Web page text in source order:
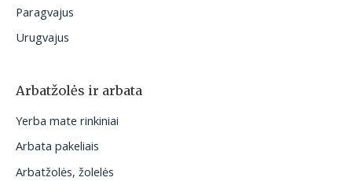
Paragvajus
Urugvajus
Arbatžolės ir arbata
Yerba mate rinkiniai
Arbata pakeliais
Arbatžolės, žolelės